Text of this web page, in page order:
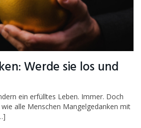
Werde sie los und
ein erfülltes Leben. Immer. Doch
alle Menschen Mangelgedanken mit